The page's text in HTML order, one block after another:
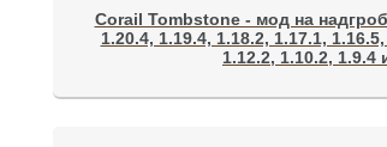
Corail Tombstone - мод на
1.20.4, 1.19.4, 1.18.2, 1.17.1,
1.12.2, 1.10.2, 1.9.4